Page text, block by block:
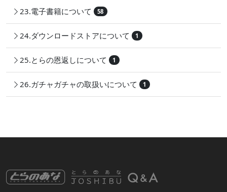
23.電子書籍について 58
24.ダウンロードストアについて 1
25.とらの恩返しについて 1
26.ガチャガチャの取扱いについて 1